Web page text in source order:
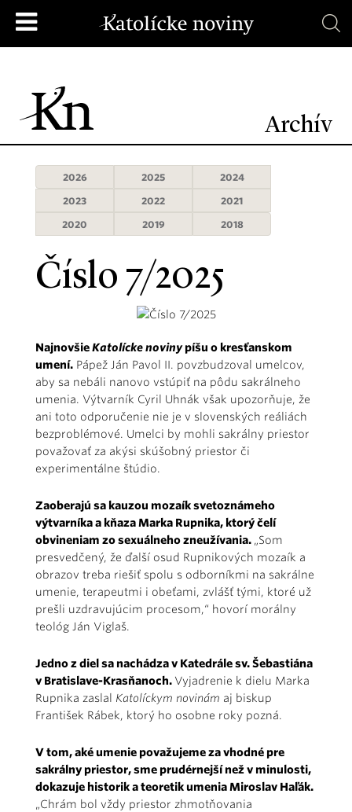
Archív
2026 2025
2024
2023
2022
2021
2020
2019 2018
Číslo 7/2025
NajnovšieKatolícke novinypíšu o kresťanskom
umení. Pápež Ján Pavol II. povzbudzoval umelcov,
aby sa nebáli nanovo vstúpiť na pôdu sakrálneho
umenia. Výtvarník Cyril Uhnák však upozorňuje, že
ani toto odporučenie nie je v slovenských reáliách
bezproblémové. Umelci by mohli sakrálny priestor
považovať za akýsi skúšobný priestor či
experimentálne štúdio.
Zaoberajú sa kauzou mozaík svetoznámeho
výtvarníka a kňaza Marka Rupnika, ktorý čelí
obvineniam zo sexuálneho zneužívania. „Som
presvedčený, že ďalší osud Rupnikových mozaík a
obrazov treba riešiť spolu s odborníkmi na sakrálne
umenie, terapeutmi i obeťami, zvlášť tými, ktoré už
prešli uzdravujúcim procesom,“ hovorí morálny
teológ Ján Viglaš.
Jedno z diel sa nachádza v Katedrále sv. Šebastiána
v Bratislave-Krasňanoch. Vyjadrenie k dielu Marka
Rupnika zaslal Katolíckym novinám aj biskup
František Rábek, ktorý ho osobne roky pozná.
V tom, aké umenie považujeme za vhodné pre
sakrálny priestor, sme prudérnejší než v minulosti,
dokazuje historik a teoretik umenia Miroslav Haľák.
„Chrám bol vždy priestor zhmotňovania